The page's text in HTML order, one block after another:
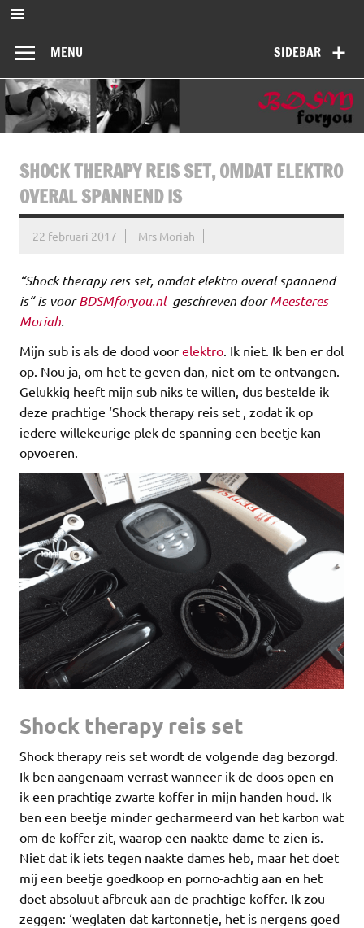
Ga
naar
inhoud
BDSMforyou
SIDEBAR
MENU
SHOCK THERAPY REIS SET, OMDAT ELEKTRO
OVERAL SPANNEND IS
22 februari 2017 Mrs Moriah
“Shock therapy reis set, omdat elektro overal spannend
is“ is voorBDSMforyou.nlgeschreven doorMeesteres
Moriah.
Mijn sub is als de dood voor elektro . Ik niet. Ik ben er dol
op. Nou ja, om het te geven dan, niet om te ontvangen.
Gelukkig heeft mijn sub niks te willen, dus bestelde ik
deze prachtige ‘Shock therapy reis set , zodat ik op
iedere willekeurige plek de spanning een beetje kan
opvoeren.
Shock therapy reis set
Shock therapy reis set wordt de volgende dag bezorgd.
Ik ben aangenaam verrast wanneer ik de doos open en
ik een prachtige zwarte koffer in mijn handen houd. Ik
ben een beetje minder gecharmeerd van het karton wat
om de koffer zit, waarop een naakte dame te zien is.
Niet dat ik iets tegen naakte dames heb, maar het doet
mij een beetje goedkoop en porno-achtig aan en het
doet absoluut afbreuk aan de prachtige koffer. Ik zou
zeggen: ‘weglaten dat kartonnetje, het is nergens goed